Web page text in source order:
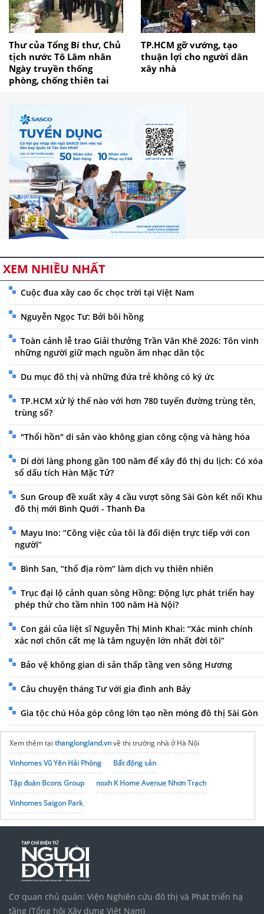
Thư của Tổng Bí thư, Chủ
tịch nước Tô Lâm nhân
Ngày truyền thống
phòng, chống thiên tai
TP.HCM gỡ vướng, tạo
thuận lợi cho người dân
xây nhà
XEM NHIỀU NHẤT
Cuộc đua xây cao ốc chọc trời tại Việt Nam
Nguyễn Ngọc Tư: Bởi bôi hồng
Toàn cảnh lễ trao Giải thưởng Trần Văn Khê 2026: Tôn vinh
những người giữ mạch nguồn âm nhạc dân tộc
Du mục đô thị và những đứa trẻ không có ký ức
TP.HCM xử lý thế nào với hơn 780 tuyến đường trùng tên,
trùng số?
"Thổi hồn" di sản vào không gian công cộng và hàng hóa
Di dời làng phong gần 100 năm để xây đô thị du lịch: Có xóa
sổ dấu tích Hàn Mặc Tử?
Sun Group đề xuất xây 4 cầu vượt sông Sài Gòn kết nối Khu
đô thị mới Bình Quới - Thanh Đa
Mayu Ino: “Công việc của tôi là đối diện trực tiếp với con
người”
Bình San, “thổ địa ròm” làm dịch vụ thiên nhiên
Trục đại lộ cảnh quan sông Hồng: Động lực phát triển hay
phép thử cho tầm nhìn 100 năm Hà Nội?
Con gái của liệt sĩ Nguyễn Thị Minh Khai: “Xác minh chính
xác nơi chôn cất mẹ là tâm nguyện lớn nhất đời tôi”
Bảo vệ không gian di sản thấp tầng ven sông Hương
Câu chuyện tháng Tư với gia đình anh Bảy
Gia tộc chú Hỏa góp công lớn tạo nền móng đô thị Sài Gòn
Xem thêm tại thanglongland.vnvề thị trường nhà ở Hà Nội
Vinhomes Vũ Yên Hải Phòng
Bất động sản
Tập đoàn Bcons Group
noxh K Home Avenue Nhơn Trạch
Vinhomes Saigon Park
Cơ quan chủ quản: Viện Nghiên cứu đô thị và Phát triển hạ
tầng (Tổng hội Xây dựng Việt Nam)